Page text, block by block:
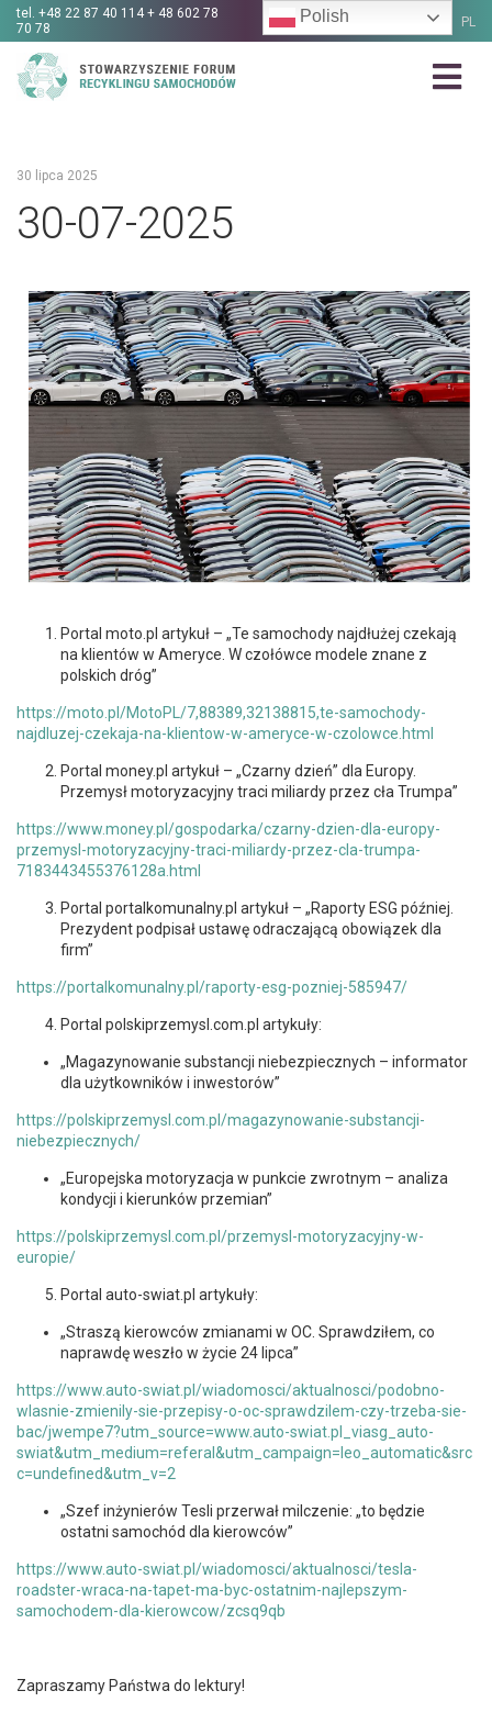
tel. +48 22 87 40 114 + 48 602 78
70 78
PL
30 lipca 2025
30-07-2025
Portal moto.pl artykuł – „Te samochody najdłużej czekają
na klientów w Ameryce. W czołówce modele znane z
polskich dróg”
https://moto.pl/MotoPL/7,88389,32138815,te-samochody-
najdluzej-czekaja-na-klientow-w-ameryce-w-czolowce.html
Portal money.pl artykuł – „Czarny dzień” dla Europy.
Przemysł motoryzacyjny traci miliardy przez cła Trumpa”
https://www.money.pl/gospodarka/czarny-dzien-dla-europy-
przemysl-motoryzacyjny-traci-miliardy-przez-cla-trumpa-
7183443455376128a.html
Portal portalkomunalny.pl artykuł – „Raporty ESG później.
Prezydent podpisał ustawę odraczającą obowiązek dla
firm”
https://portalkomunalny.pl/raporty-esg-pozniej-585947/
Portal polskiprzemysl.com.pl artykuły:
„Magazynowanie substancji niebezpiecznych – informator
dla użytkowników i inwestorów”
https://polskiprzemysl.com.pl/magazynowanie-substancji-
niebezpiecznych/
„Europejska motoryzacja w punkcie zwrotnym – analiza
kondycji i kierunków przemian”
https://polskiprzemysl.com.pl/przemysl-motoryzacyjny-w-
europie/
Portal auto-swiat.pl artykuły:
„Straszą kierowców zmianami w OC. Sprawdziłem, co
naprawdę weszło w życie 24 lipca”
https://www.auto-swiat.pl/wiadomosci/aktualnosci/podobno-
wlasnie-zmienily-sie-przepisy-o-oc-sprawdzilem-czy-trzeba-sie-
bac/jwempe7?utm_source=www.auto-swiat.pl_viasg_auto-
swiat&utm_medium=referal&utm_campaign=leo_automatic&src
c=undefined&utm_v=2
„Szef inżynierów Tesli przerwał milczenie: „to będzie
ostatni samochód dla kierowców”
https://www.auto-swiat.pl/wiadomosci/aktualnosci/tesla-
roadster-wraca-na-tapet-ma-byc-ostatnim-najlepszym-
samochodem-dla-kierowcow/zcsq9qb
Zapraszamy Państwa do lektury!
Polish